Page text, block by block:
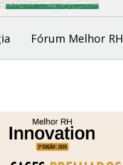
Fórum Melhor RH